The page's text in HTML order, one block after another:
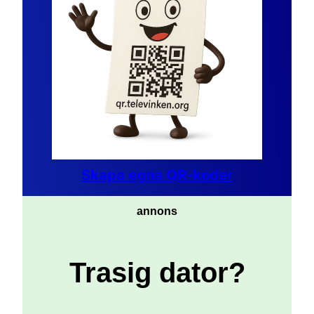
Skapa egna QR-koder
annons
Trasig dator?